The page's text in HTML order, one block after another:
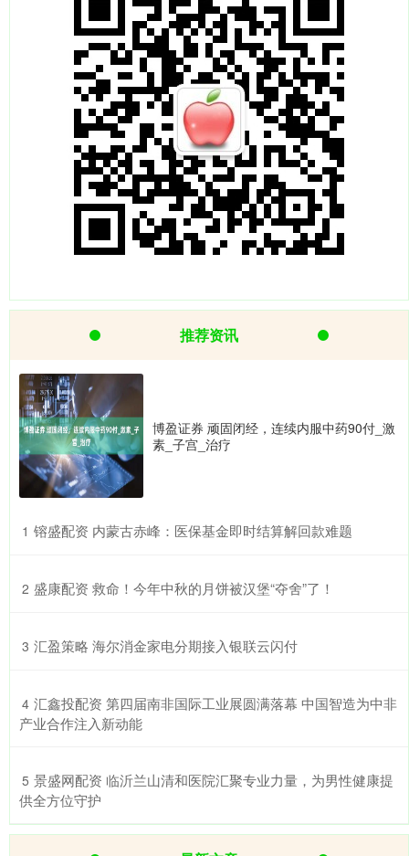
推荐资讯
博盈证券 顽固闭经，连续内服中药90付_激
素_子宫_治疗
1 ​镕盛配资 内蒙古赤峰：医保基金即时结算解回款难题
2 ​盛康配资 救命！今年中秋的月饼被汉堡“夺舍”了！
3 ​汇盈策略 海尔消金家电分期接入银联云闪付
4 ​汇鑫投配资 第四届南非国际工业展圆满落幕 中国智造为中非
产业合作注入新动能
5 ​景盛网配资 临沂兰山清和医院汇聚专业力量，为男性健康提
供全方位守护